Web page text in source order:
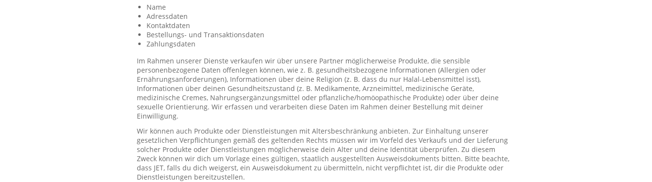
Name
Adressdaten
Kontaktdaten
Bestellungs- und Transaktionsdaten
Zahlungsdaten
Im Rahmen unserer Dienste verkaufen wir über unsere Partner möglicherweise Produkte, die sensible
personenbezogene Daten offenlegen können, wie z. B. gesundheitsbezogene Informationen (Allergien oder
Ernährungsanforderungen), Informationen über deine Religion (z. B. dass du nur Halal-Lebensmittel isst),
Informationen über deinen Gesundheitszustand (z. B. Medikamente, Arzneimittel, medizinische Geräte,
medizinische Cremes, Nahrungsergänzungsmittel oder pflanzliche/homöopathische Produkte) oder über deine
sexuelle Orientierung. Wir erfassen und verarbeiten diese Daten im Rahmen deiner Bestellung mit deiner
Einwilligung.
Wir können auch Produkte oder Dienstleistungen mit Altersbeschränkung anbieten. Zur Einhaltung unserer
gesetzlichen Verpflichtungen gemäß des geltenden Rechts müssen wir im Vorfeld des Verkaufs und der Lieferung
solcher Produkte oder Dienstleistungen möglicherweise dein Alter und deine Identität überprüfen. Zu diesem
Zweck können wir dich um Vorlage eines gültigen, staatlich ausgestellten Ausweisdokuments bitten. Bitte beachte,
dass JET, falls du dich weigerst, ein Ausweisdokument zu übermitteln, nicht verpflichtet ist, dir die Produkte oder
Dienstleistungen bereitzustellen.